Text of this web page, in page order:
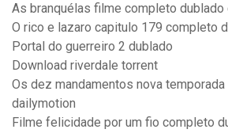
As branquélas filme completo
O rico e lazaro capitulo 179 completo
Portal do guerreiro 2 dublado
Download riverdale torrent
Os dez mandamentos nova
dailymotion
Filme felicidade por um fio completo